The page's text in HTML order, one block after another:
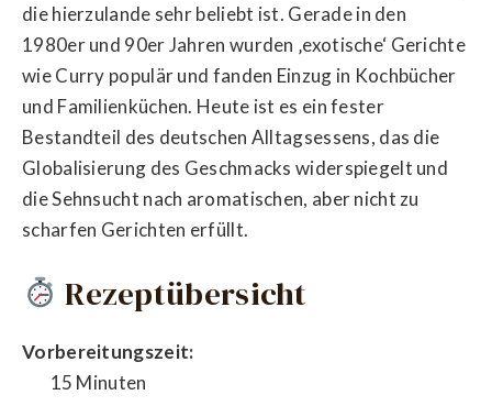
die hierzulande sehr beliebt ist. Gerade in den
1980er und 90er Jahren wurden ‚exotische‘ Gerichte
wie Curry populär und fanden Einzug in Kochbücher
und Familienküchen. Heute ist es ein fester
Bestandteil des deutschen Alltagsessens, das die
Globalisierung des Geschmacks widerspiegelt und
die Sehnsucht nach aromatischen, aber nicht zu
scharfen Gerichten erfüllt.
Rezeptübersicht
Vorbereitungszeit:
15 Minuten